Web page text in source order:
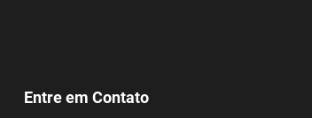
Entre em Contato